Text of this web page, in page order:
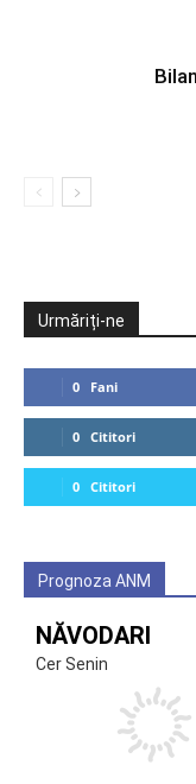
Urmăriți-ne
0 Fani
0 Cititori
0 Cititori
Prognoza ANM
NĂVODARI
Cer Senin